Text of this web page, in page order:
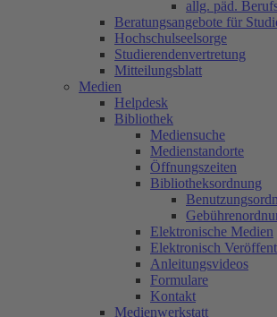
allg. päd.
Beratungsangebote für
Hochschulseelsorge
Studierendenvertretung
Mitteilungsblatt
Medien
Helpdesk
Bibliothek
Mediensuche
Medienstandorte
Öffnungszeiten
Bibliotheksordnung
Elektronische Medien
Elektronisch
Anleitungsvideos
Formulare
Kontakt
Medienwerkstatt